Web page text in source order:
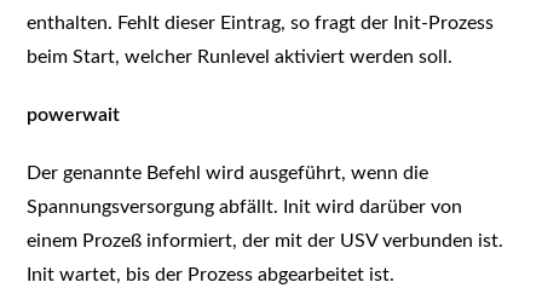
enthalten. Fehlt dieser Eintrag, so fragt der Init-Prozess
beim Start, welcher Runlevel aktiviert werden soll.
powerwait
Der genannte Befehl wird ausgeführt, wenn die
Spannungsversorgung abfällt. Init wird darüber von
einem Prozeß informiert, der mit der USV verbunden ist.
Init wartet, bis der Prozess abgearbeitet ist.